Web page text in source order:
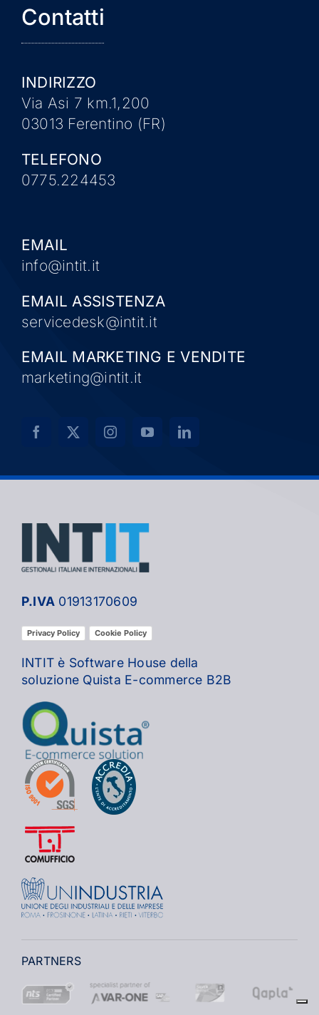
Contatti
INDIRIZZO
Via Asi 7 km.1,200
03013 Ferentino (FR)
TELEFONO
0775.224453
EMAIL
info@intit.it
EMAIL ASSISTENZA
servicedesk@intit.it
EMAIL MARKETING E VENDITE
marketing@intit.it
P.IVA 01913170609
Privacy Policy Cookie Policy
INTIT è Software House della
soluzione Quista E-commerce B2B
PARTNERS